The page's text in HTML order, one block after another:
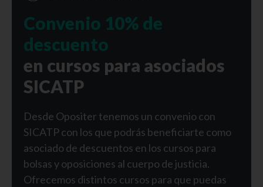
Convenio 10% de
descuento
en cursos para asociados
SICATP
Desde Opositer tenemos un convenio con
SICATP con los que podrás beneficiarte como
asociado de descuentos en los cursos para
bolsas y oposiciones al cuerpo de justicia.
Ofrecemos distintos cursos para que puedas